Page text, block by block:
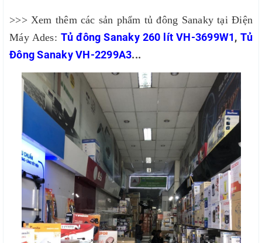
>>> Xem thêm các sản phẩm tủ đông Sanaky tại Điện
Máy Ades: Tủ đông Sanaky 260 lít VH-3699W1, Tủ
Đông Sanaky VH-2299A3...